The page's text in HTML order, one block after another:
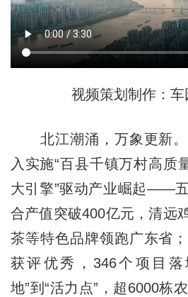
视频策划制作：
北江潮涌，万象更新。
入实施“百县千镇万村高质
大引擎”驱动产业崛起——
合产值突破400亿元，清远
茶等特色品牌领跑广东省
获评优秀，346个项目落
地”到“活力点”，超6000栋